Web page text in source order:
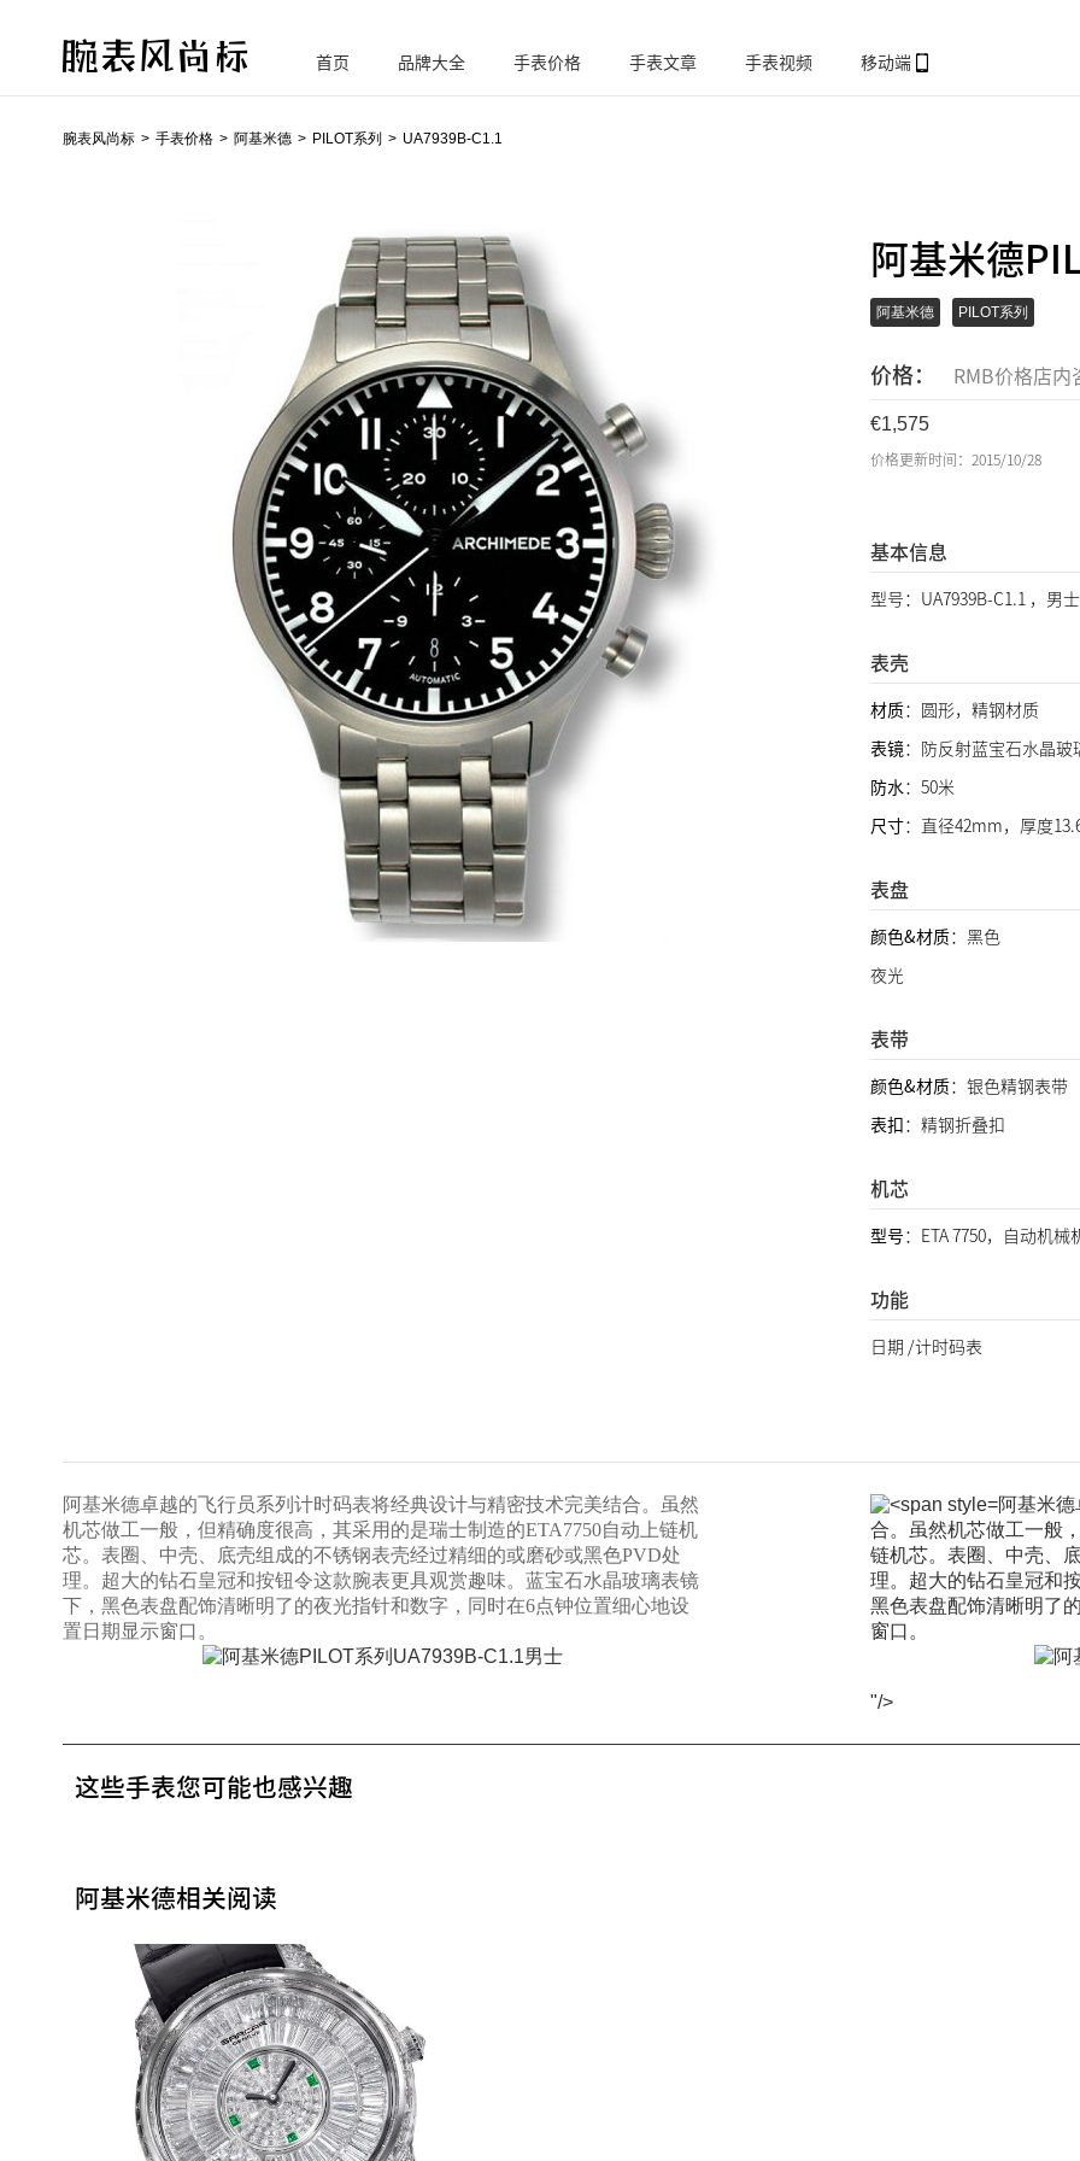
腕
首页 品牌大全 手表价格 手表文章 手表视频 移动端
腕表风尚标 手表价格 阿基米德 PILOT系列 UA7939B-C1.1
阿基米德
阿基米德 PILOT系列
价格： RMB价格店内
1,575
价格更新时间：2015/10/28
基本信息
型号：UA7939B-C1.1 ，男
表壳
材质：圆形，精钢材质
表镜：防反射蓝宝石水晶玻
防水：50米
尺寸：直径42mm，厚度
表盘
颜色&材质：黑色
夜光
表带
颜色&材质：银色精钢表带
表扣：精钢折叠扣
机芯
型号：ETA 7750，自动机械
功能
日期 /计时码表
阿基米德卓越的飞行员系列计时码表将经典设计与精密技术完美结合。虽然
机芯做工一般，但精确度很高，其采用的是瑞士制造的ETA7750自动上链机
芯。表圈、中壳、底壳组成的不锈钢表壳经过精细的或磨砂或黑色PVD处
理。超大的钻石皇冠和按钮令这款腕表更具观赏趣味。蓝宝石水晶玻璃表镜
下，黑色表盘配饰清晰明了的夜光指针和数字，同时在6点钟位置细心地设
置日期显示窗口。
阿基米
合。虽然机芯做工一般
链机芯。表圈、中壳、
理。超大的钻石皇冠和
黑色表盘配饰清晰明了
窗口。
"/>
这些手表您可能也感兴趣
阿基米德相关阅读